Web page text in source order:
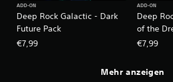
Deep Rock Galactic - Dark
Future Pack
ADD-ON
€7,99
Deep
of the
ADD-ON
€7,99
Mehr anzeigen